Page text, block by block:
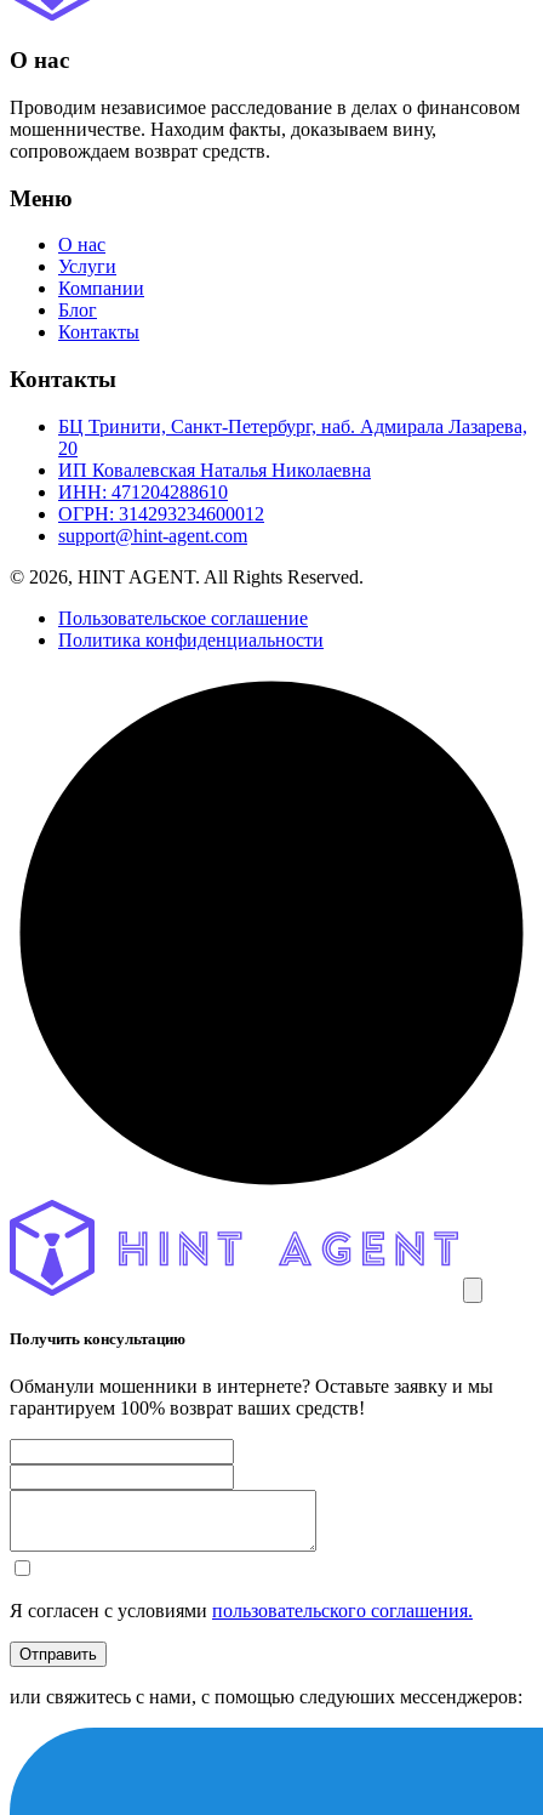
О нас
Проводим независимое расследование в делах о финансовом
мошенничестве. Находим факты, доказываем вину,
сопровождаем возврат средств.
Меню
О нас
Услуги
Компании
Блог
Контакты
Контакты
БЦ Тринити, Санкт-Петербург, наб. Адмирала Лазарева,
20
ИП Ковалевская Наталья Николаевна
ИНН: 471204288610
ОГРН: 314293234600012
support@hint-agent.com
© 2026, HINT AGENT. All Rights Reserved.
Пользовательское соглашение
Политика конфиденциальности
Получить консультацию
Обманули мошенники в интернете? Оставьте заявку и мы
гарантируем 100% возврат ваших средств!
Я согласен с условиями пользовательского соглашения.
Отправить
или свяжитесь с нами, с помощью следуюших мессенджеров: